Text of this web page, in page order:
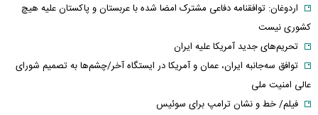
اردوغان: توافقنامه دفاعی مشترک امضا شده با عربستان و پاکستان علیه هیچ
کشوری نیست
تحریم‌های جدید آمریکا علیه ایران
توافق سه‌جانبه ایران، عمان و آمریکا در ایستگاه آخر/چشم‌ها به تصمیم شورای
عالی امنیت ملی
فیلم/ خط و نشان ترامپ برای سوئیس